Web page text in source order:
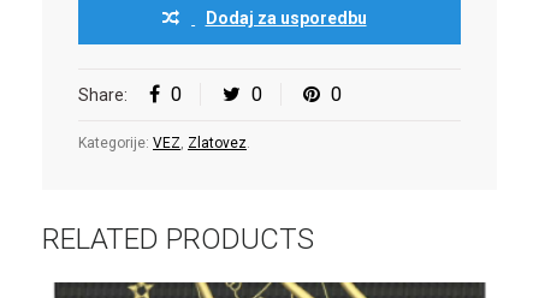
Dodaj za usporedbu
Share: 0 0 0
Kategorije: VEZ Zlatovez
RELATED PRODUCTS